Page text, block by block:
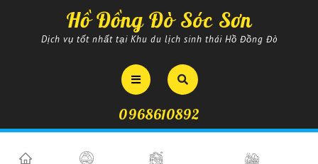
Hồ Đồng Đò Sóc Sơn
Dịch vụ tốt nhất tại Khu du lịch sinh thái Hồ Đồng Đò
Open
Button
0968610892